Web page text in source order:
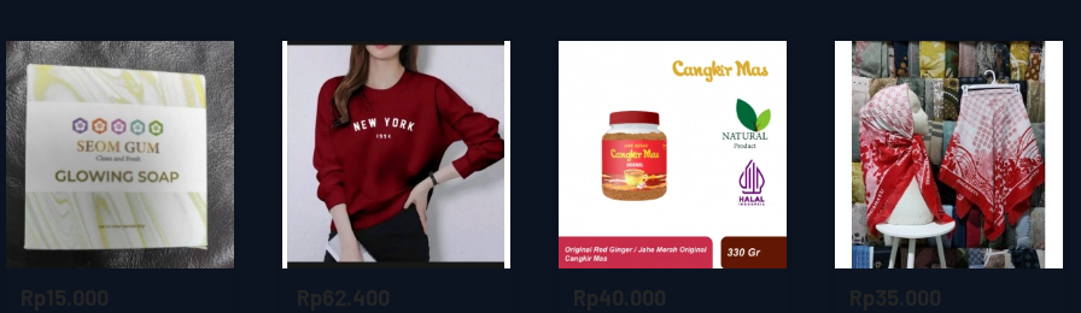
Rp62.400 Rp40.000 Rp35.000 Rp25.000